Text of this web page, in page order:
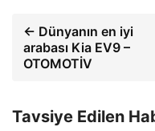
← Dünyanın en iyi
arabası Kia EV9 –
OTOMOTİV
Tavsiye Edilen